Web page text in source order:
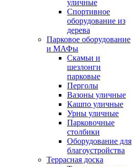
уличные
Спортивное
оборудование из
дерева
Парковое оборудование
и МАФы
Скамьи и
шезлонги
парковые
Перголы
Вазоны уличные
Кашпо уличные
Урны уличные
Парковочные
столбики
Оборудование для
благоустройства
Террасная доска